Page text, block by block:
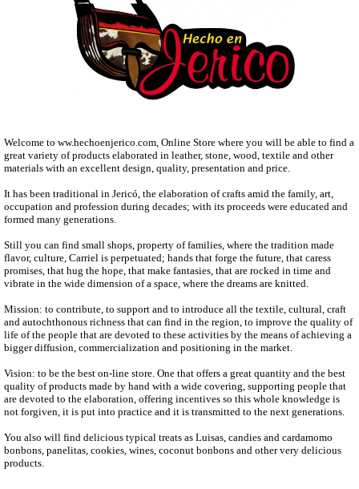
Welcome to ww.hechoenjerico.com, Online Store where you will be able to find a
great variety of products elaborated in leather, stone, wood, textile and other
materials with an excellent design, quality, presentation and price.
It has been traditional in Jericó, the elaboration of crafts amid the family, art,
occupation and profession during decades; with its proceeds were educated and
formed many generations.
Still you can find small shops, property of families, where the tradition made
flavor, culture, Carriel is perpetuated; hands that forge the future, that caress
promises, that hug the hope, that make fantasies, that are rocked in time and
vibrate in the wide dimension of a space, where the dreams are knitted.
Mission: to contribute, to support and to introduce all the textile, cultural, craft
and autochthonous richness that can find in the region, to improve the quality of
life of the people that are devoted to these activities by the means of achieving a
bigger diffusion, commercialization and positioning in the market.
Vision: to be the best on-line store. One that offers a great quantity and the best
quality of products made by hand with a wide covering, supporting people that
are devoted to the elaboration, offering incentives so this whole knowledge is
not forgiven, it is put into practice and it is transmitted to the next generations.
You also will find delicious typical treats as Luisas, candies and cardamomo
bonbons, panelitas, cookies, wines, coconut bonbons and other very delicious
products.